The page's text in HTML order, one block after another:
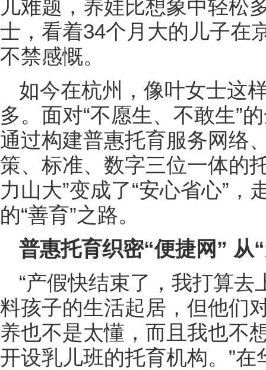
儿难题，养娃比想象中轻松
士，看着34个月大的儿子在
不禁感慨。
如今在杭州，像叶女士这
多。面对“不愿生、不敢生”
通过构建普惠托育服务网络
策、标准、数字三位一体的
力山大”变成了“安心省心”
的“善育”之路。
普惠托育织密“便捷网” 从
“产假快结束了，我打算
料孩子的生活起居，但他们
养也不是太懂，而且我也不
开设乳儿班的托育机构。”